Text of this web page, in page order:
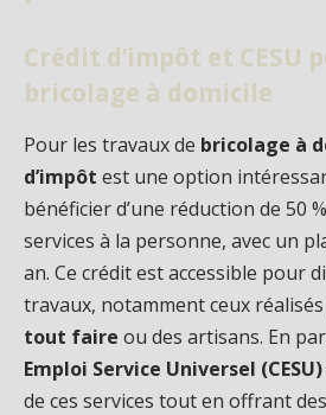
Crédit d’impôt et CESU
bricolage à domicile
Pour les travaux de bricolage à
d’impôt est une option
bénéficier d’une réduction de 50
services à la personne, avec un
an. Ce crédit est accessible pour
travaux, notamment ceux
tout faire ou des artisans. En
Emploi Service Universel (CESU)
de ces services tout en offrant